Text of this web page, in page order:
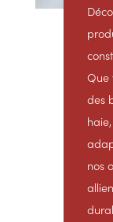
Que
des
nos